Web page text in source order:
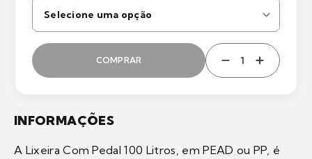
COMPRAR
INFORMAÇÕES
A Lixeira Com Pedal 100 Litros, em PEAD ou PP, é